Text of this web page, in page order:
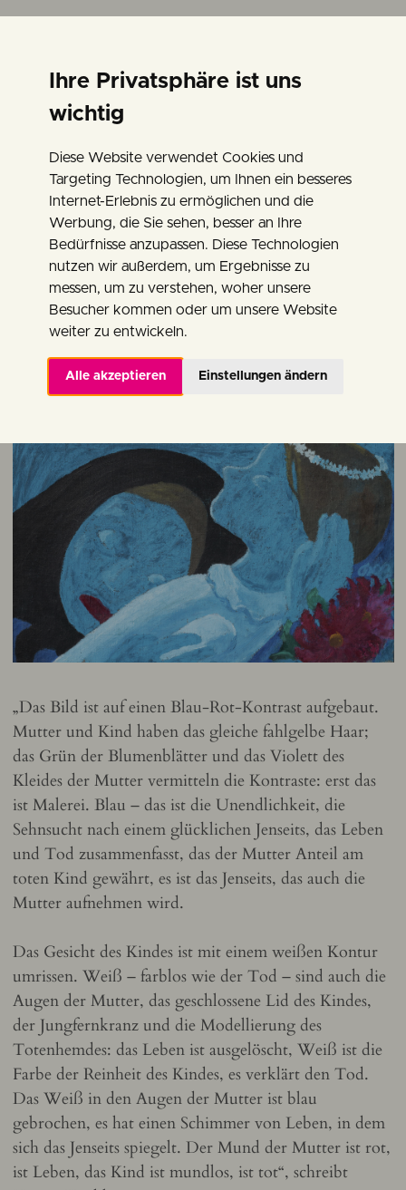
Ihre Privatsphäre ist uns
wichtig
Diese Website verwendet Cookies und
Targeting Technologien, um Ihnen ein besseres
Internet-Erlebnis zu ermöglichen und die
Werbung, die Sie sehen, besser an Ihre
Bedürfnisse anzupassen. Diese Technologien
nutzen wir außerdem, um Ergebnisse zu
messen, um zu verstehen, woher unsere
Besucher kommen oder um unsere Website
weiter zu entwickeln.
Alle akzeptieren Einstellungen ändern
ABSCHIED
Entstehungsjahr: 1933
Maße: 65 x 80cm
„Das Bild ist auf einen Blau-Rot-Kontrast aufgebaut.
Mutter und Kind haben das gleiche fahlgelbe Haar;
das Grün der Blumenblätter und das Violett des
Kleides der Mutter vermitteln die Kontraste: erst das
ist Malerei. Blau – das ist die Unendlichkeit, die
Sehnsucht nach einem glücklichen Jenseits, das Leben
und Tod zusammenfasst, das der Mutter Anteil am
toten Kind gewährt, es ist das Jenseits, das auch die
Mutter aufnehmen wird.
Das Gesicht des Kindes ist mit einem weißen Kontur
umrissen. Weiß – farblos wie der Tod – sind auch die
Augen der Mutter, das geschlossene Lid des Kindes,
der Jungfernkranz und die Modellierung des
Totenhemdes: das Leben ist ausgelöscht, Weiß ist die
Farbe der Reinheit des Kindes, es verklärt den Tod.
Das Weiß in den Augen der Mutter ist blau
gebrochen, es hat einen Schimmer von Leben, in dem
sich das Jenseits spiegelt. Der Mund der Mutter ist rot,
ist Leben, das Kind ist mundlos, ist tot“, schreibt